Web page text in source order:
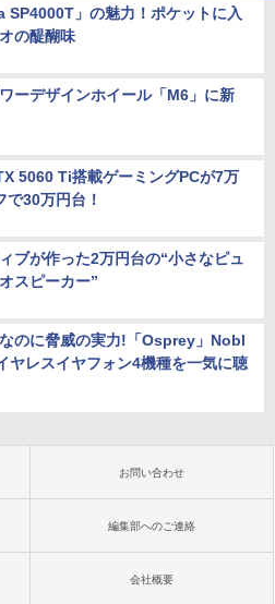
SP4000T」の魅力！ポケットに入
の醍醐味
ーデザインホイール「M6」に新
5060 Ti搭載ゲーミングPCが7万
で30万円台！
ブが作った2万円台の“小さなピュ
スピーカー”
のに脅威の実力!「Osprey」Nobl
ヤレスイヤフォン4機種を一気に聴
お問い合わせ
編集部へのご連絡
会社概要